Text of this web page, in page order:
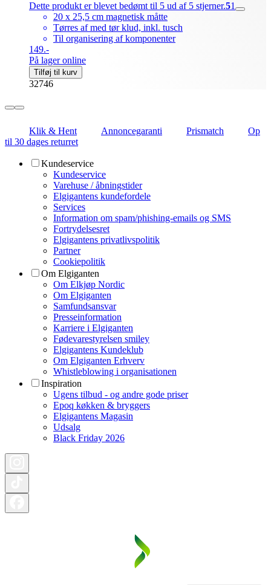
Dette produkt er blevet bedømt til 5 ud af 5 stjerner.51
20 x 25,5 cm magnetisk måtte
Tørres af med tør klud, inkl. tusch
Til organisering af komponenter
149.-
På lager online
Tilføj til kurv
32746
Klik & Hent Annoncegaranti Prismatch
Op
til 30 dages returret
Kundeservice
Kundeservice
Varehuse / åbningstider
Elgigantens kundefordele
Services
Information om spam/phishing-emails og SMS
Fortrydelsesret
Elgigantens privatlivspolitik
Partner
Cookiepolitik
Om Elgiganten
Om Elkjøp Nordic
Om Elgiganten
Samfundsansvar
Presseinformation
Karriere i Elgiganten
Fødevarestyrelsen smiley
Elgigantens Kundeklub
Om Elgiganten Erhverv
Whistleblowing i organisationen
Inspiration
Ugens tilbud - og andre gode priser
Epoq køkken & bryggers
Elgigantens Magasin
Udsalg
Black Friday 2026